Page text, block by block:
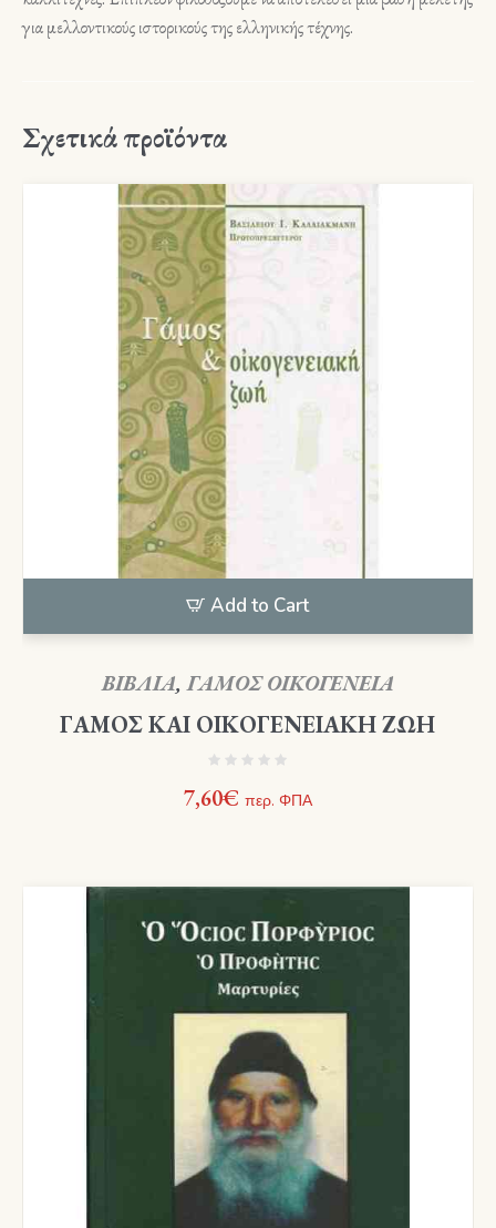
για μελλοντικούς ιστορικούς της ελληνικής τέχνης.
Σχετικά προϊόντα
Add to Cart
ΒΙΒΛΙΑ,ΓΑΜΟΣ ΟΙΚΟΓΕΝΕΙΑ
ΓΑΜΟΣ ΚΑΙ ΟΙΚΟΓΕΝΕΙΑΚΗ ΖΩΗ
7,60€ περ. ΦΠΑ